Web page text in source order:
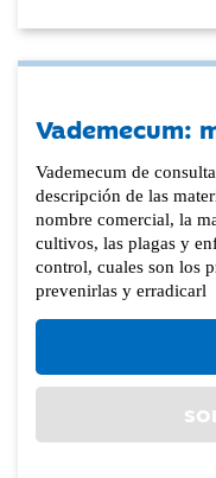
Vademecum:
Vademecum de
descripción de las
nombre comercial, la
cultivos, las plagas y
control, cuales son los
prevenirlas y erradicarl